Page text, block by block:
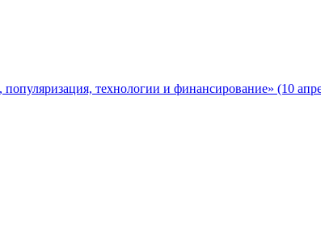
технологии и финансирование» (10